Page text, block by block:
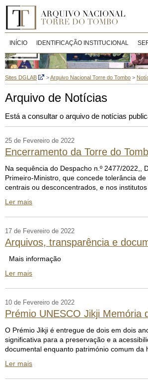
INÍCIO IDENTIFICAÇÃO INSTITUCIONAL
Sites DGLAB >Arquivo Nacional Torre do Tombo >
Arquivo de Notícias
Está a consultar o arquivo de notícias
25 de Fevereiro de 2022
Encerramento da Torre do
Na sequência do Despacho n.º 2477/2022,,
Primeiro-Ministro, que concede tolerância
centrais ou desconcentrados, e nos
Ler mais
17 de Fevereiro de 2022
Arquivos, transparência e
Mais informação
Ler mais
10 de Fevereiro de 2022
Prémio UNESCO Jikji Memória
O Prémio Jikji é entregue de dois em dois
significativa para a preservação e a
documental enquanto património comum
Ler mais